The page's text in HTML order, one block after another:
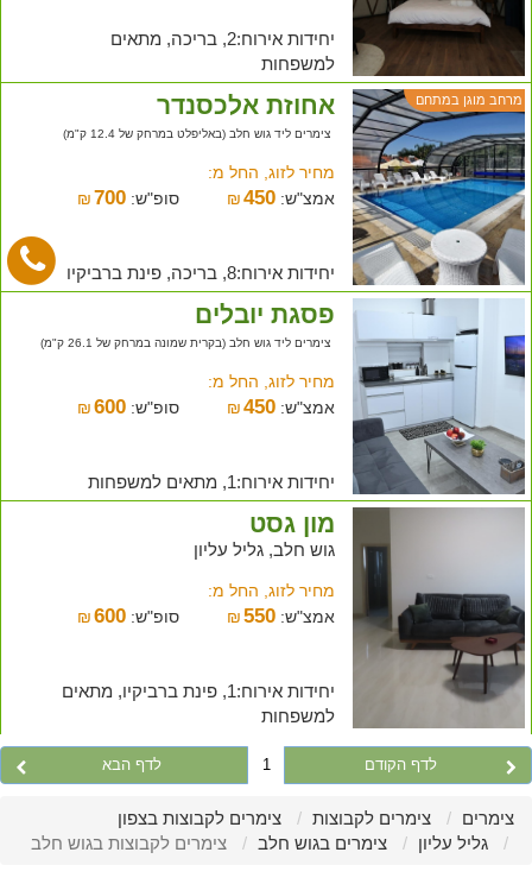
יחידות אירוח:2, בריכה, מתאים
למשפחות
מרחב מוגן במתחם אחוזת אלכסנדר
צימרים ליד גוש חלב (באליפלט במרחק של 12.4 ק"מ)
מחיר לזוג, החל מ:
אמצ"ש:
₪450 סופ"ש: ₪ 700
יחידות אירוח:8, בריכה, פינת ברביקיו
פסגת יובלים
צימרים ליד גוש חלב (בקרית שמונה במרחק של 26.1 ק"מ)
מחיר לזוג, החל מ:
אמצ"ש:
₪450 סופ"ש: ₪ 600
יחידות אירוח:1, מתאים למשפחות
מון גסט
גוש חלב, גליל עליון
מחיר לזוג, החל מ:
אמצ"ש:
₪550 סופ"ש: ₪ 600
יחידות אירוח:1, פינת ברביקיו, מתאים
למשפחות
לדף הקודם 1 לדף הבא
צימרים צימרים לקבוצות
צימרים לקבוצות בצפון
גליל עליון
צימרים בגוש חלב צימרים לקבוצות בגוש חלב